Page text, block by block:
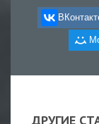
ДРУГИЕ